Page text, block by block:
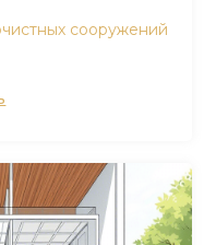
сооружений